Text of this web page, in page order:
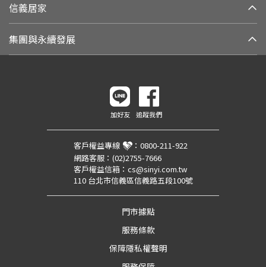
信義居家
集團與永續發展
加好友 追蹤我們
客戶權益專線 ： 0800-211-922
網路客服： (02)2755-7666
客戶權益信箱： cs@sinyi.com.tw
110 台北市信義區信義路五段100號
門市據點
服務條款
保障隱私權聲明